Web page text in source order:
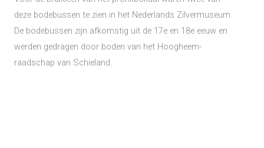
deze bodebussen te zien in het Nederlands Zilvermuseum.
De bodebussen zijn afkomstig uit de 17e en 18e eeuw en
werden gedragen door boden van het Hoogheem-
raadschap van Schieland.